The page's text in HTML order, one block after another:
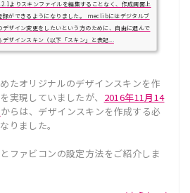
よりスキンファイルを編集することなく、作成画面上
録ができるようになりました。 meclibにはデジタルブ
デザイン変更をしたいという方のために、自由に選んで
デザインスキン（以下「スキン」と表記...
たオリジナルのデザインスキンを作
実現していましたが、 2016年11月14
からは、デザインスキンを作成する必
りました。
ファビコンの設定方法をご紹介しま